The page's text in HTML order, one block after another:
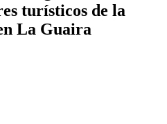
turísticos de la
La Guaira